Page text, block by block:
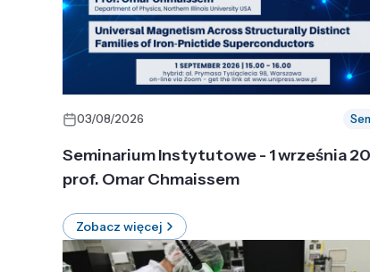
03/08/2026
Seminarium Instytutowe - 1 września
prof. Omar Chmaissem
Zobacz więcej